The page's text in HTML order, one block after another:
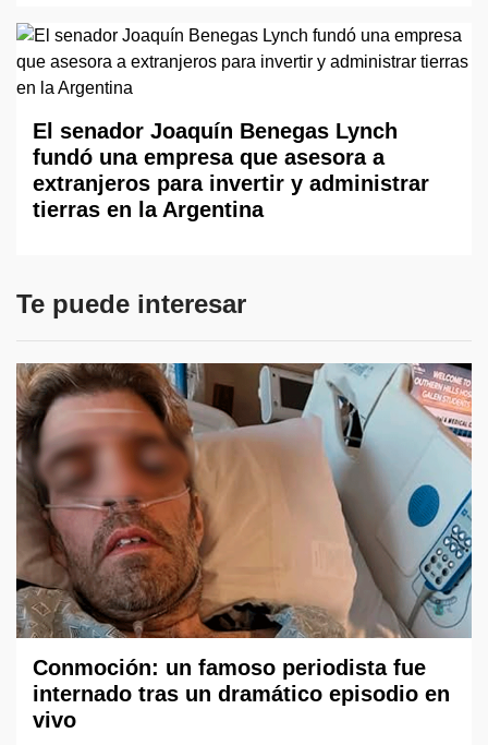
El senador Joaquín Benegas Lynch
fundó una empresa que asesora a
extranjeros para invertir y administrar
tierras en la Argentina
Te puede interesar
Conmoción: un famoso periodista fue
internado tras un dramático episodio en
vivo